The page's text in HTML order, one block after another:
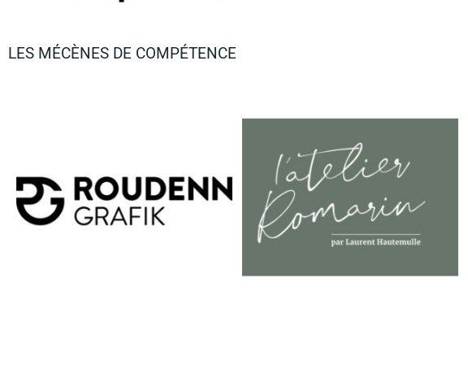
LES MÉCÈNES DE COMPÉTENCE​